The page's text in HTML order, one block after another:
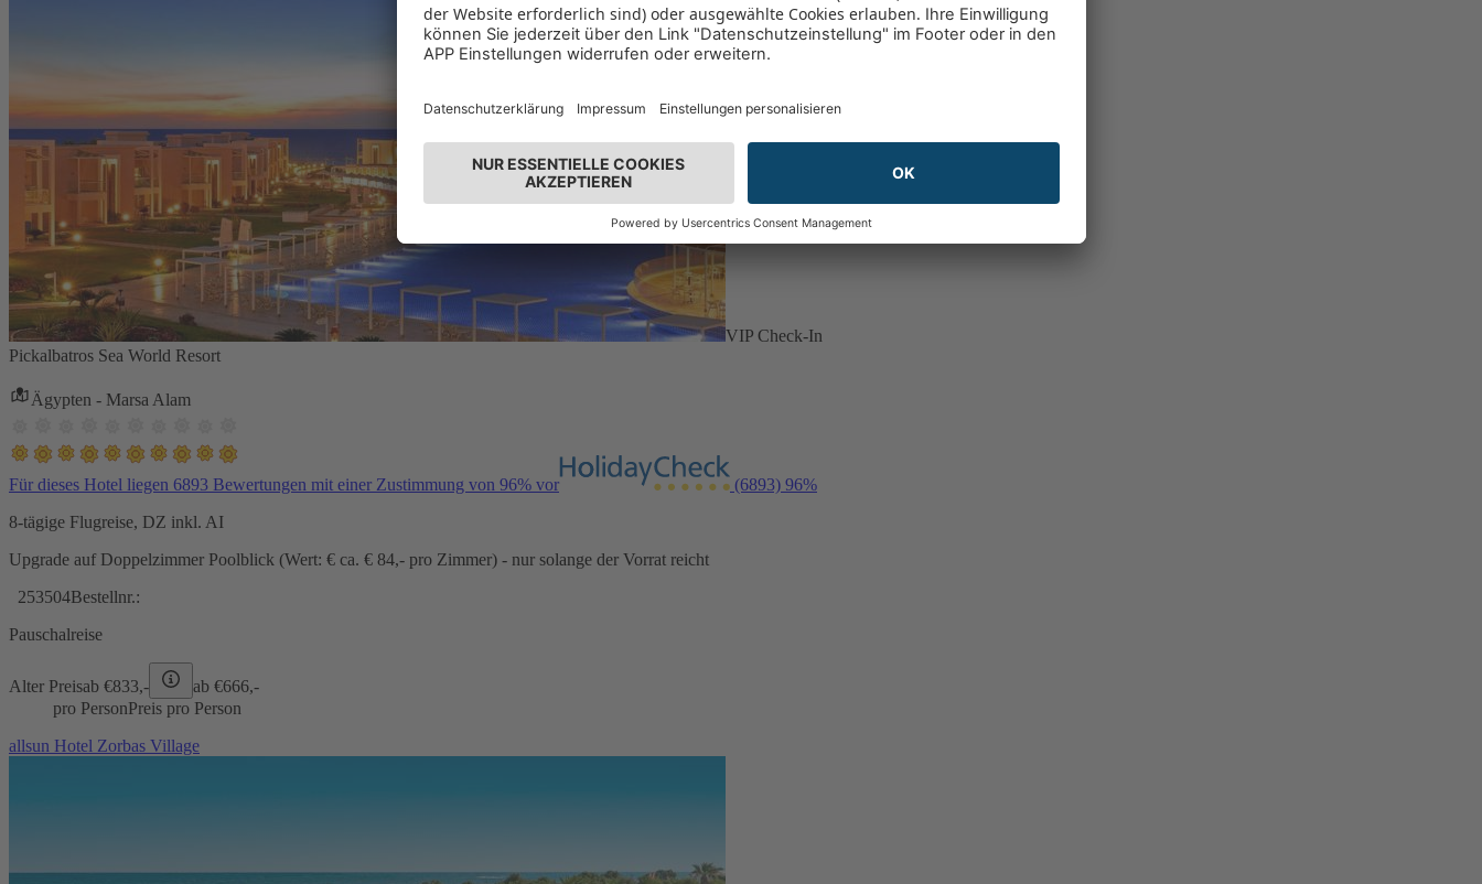
VIP Check-In
Pickalbatros Sea World Resort
Ägypten - Marsa Alam
Für dieses Hotel liegen 6893 Bewertungen mit einer Zustimmung von 96% vor (6893) 96%
8-tägige Flugreise, DZ inkl. AI
Upgrade auf Doppelzimmer Poolblick (Wert: € ca. € 84,- pro Zimmer) - nur solange der Vorrat reicht
253504Bestellnr.:
Pauschalreise
Alter Preisab €833,- ab €666,-
pro PersonPreis pro Person
allsun Hotel Zorbas Village